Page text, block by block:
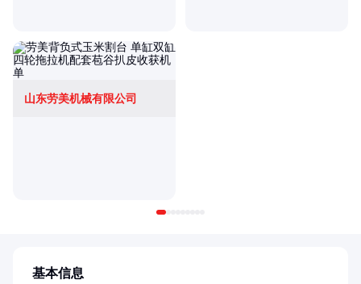
山东劳美机械有限公司
基本信息